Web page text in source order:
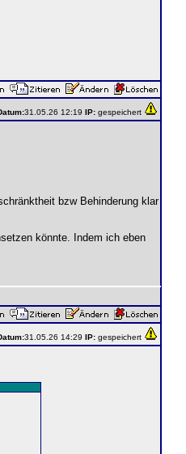
31.05.26 12:19 IP: gespeichert
bzw Behinderung klar
könnte. Indem ich eben
31.05.26 14:29 IP: gespeichert